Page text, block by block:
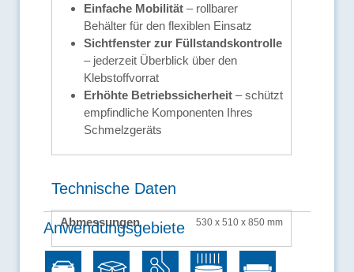
Einfache Mobilität – rollbarer
Behälter für den flexiblen Einsatz
Sichtfenster zur Füllstandskontrolle
– jederzeit Überblick über den
Klebstoffvorrat
Erhöhte Betriebssicherheit – schützt
empfindliche Komponenten Ihres
Schmelzgeräts
Technische Daten
Abmessungen 530 x 510 x 850 mm
Anwendungsgebiete